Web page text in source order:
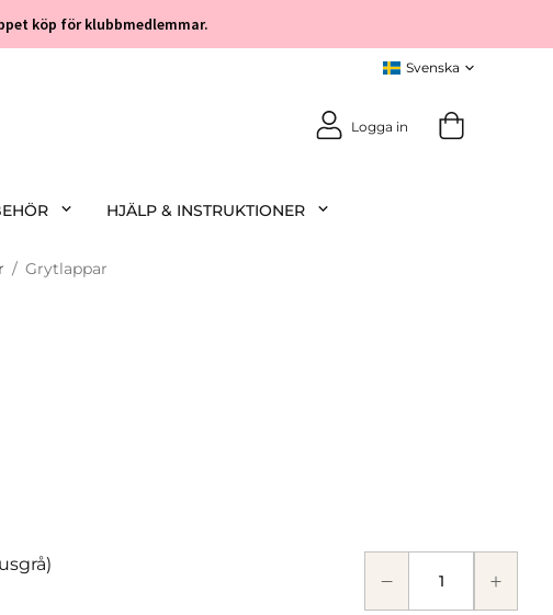
köp för klubbmedlemmar.
Logga in
HJÄLP & INSTRUKTIONER
/ Grytlappar